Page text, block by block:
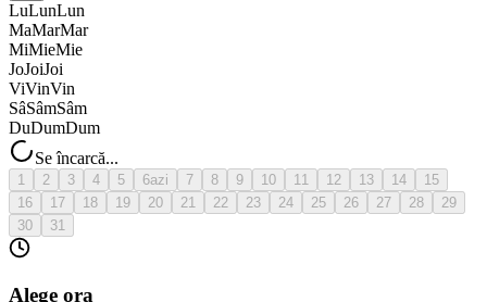
LuLunLun
MaMarMar
MiMieMie
JoJoiJoi
ViVinVin
SâSâmSâm
DuDumDum
Se încarcă...
1 2 3 4 5 6azi 7 8 9 10 11 12 13 14
15
16
17 18 19 20 21 22 23 24 25 26 27 28
29
30
31
Alege ora